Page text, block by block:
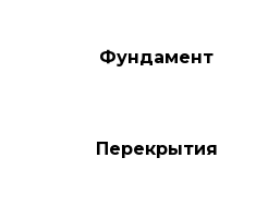
Фундамент
Перекрытия